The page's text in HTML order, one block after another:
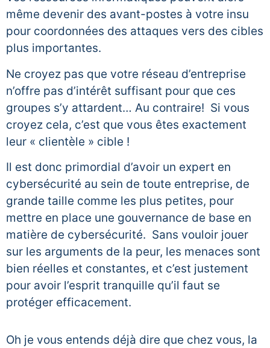
même devenir des avant-postes à votre insu
pour coordonnées des attaques vers des cibles
plus importantes.
Ne croyez pas que votre réseau d’entreprise
n’offre pas d’intérêt suffisant pour que ces
groupes s’y attardent… Au contraire! Si vous
croyez cela, c’est que vous êtes exactement
leur « clientèle » cible !
Il est donc primordial d’avoir un expert en
cybersécurité au sein de toute entreprise, de
grande taille comme les plus petites, pour
mettre en place une gouvernance de base en
matière de cybersécurité. Sans vouloir jouer
sur les arguments de la peur, les menaces sont
bien réelles et constantes, et c’est justement
pour avoir l’esprit tranquille qu’il faut se
protéger efficacement.
Oh je vous entends déjà dire que chez vous, la